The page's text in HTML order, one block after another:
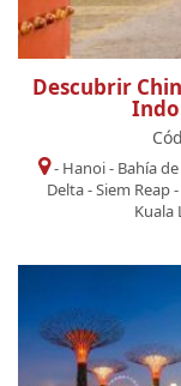
Descubrir
- Hanoi- Bahía
Delta-Siem Reap-
Kuala